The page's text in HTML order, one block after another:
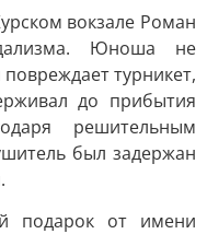
вокзале Роман
Юноша не
повреждает турникет,
до прибытия
решительным
был задержан
подарок от имени